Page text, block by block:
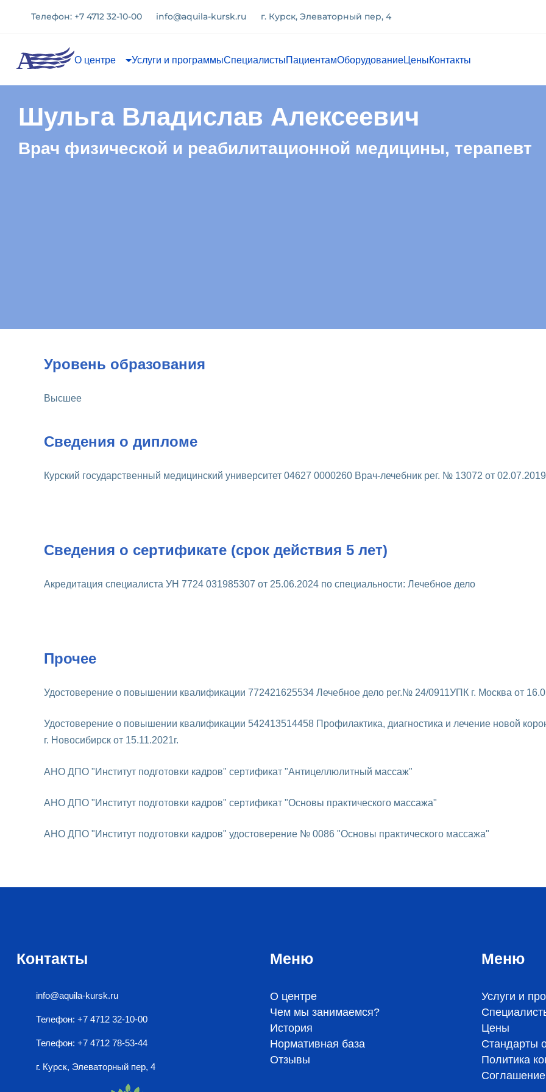
Телефон: +7 4712 32-10-00 info@aquila-kursk.ru г. Курск, Элеваторный пер, 4
О центре Услуги и программыСпециалистыПациентамОборудованиеЦеныКонтакты
Шульга Владислав Алексеевич
Врач физической и реабилитационной медицины, терапевт
Уровень образования
Высшее
Сведения о дипломе
Курский государственный медицинский университет 04627 0000260 Врач-лечебник рег. № 13072 от
Сведения о сертификате (срок действия 5 лет)
Акредитация специалиста УН 7724 031985307 от 25.06.2024 по специальности: Лечебное дело
Прочее
Удостоверение о повышении квалификации 772421625534 Лечебное дело рег.№ 24/0911УПК г. Москва от
Удостоверение о повышении квалификации 542413514458 Профилактика, диагностика и лечение новой
г. Новосибирск от 15.11.2021г.
АНО ДПО "Институт подготовки кадров" сертификат "Антицеллюлитный массаж"
АНО ДПО "Институт подготовки кадров" сертификат "Основы практического массажа"
АНО ДПО "Институт подготовки кадров" удостоверение № 0086 "Основы практического массажа"
Контакты
info@aquila-kursk.ru
Телефон: +7 4712 32-10-00
Телефон: +7 4712 78-53-44
г. Курск, Элеваторный пер, 4
Меню
О центре
Чем мы занимаемся?
История
Нормативная база
Отзывы
Меню
Услуги и
Цены
Стандарты
Политика